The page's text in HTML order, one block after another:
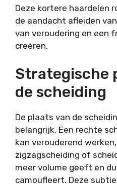
Deze kortere haardelen
de aandacht afleiden
van veroudering en een
creëren.
Strategische
de scheiding
De plaats van de
belangrijk. Een rechte
kan verouderend
zigzagscheiding of
meer volume geeft en
camoufleert. Deze